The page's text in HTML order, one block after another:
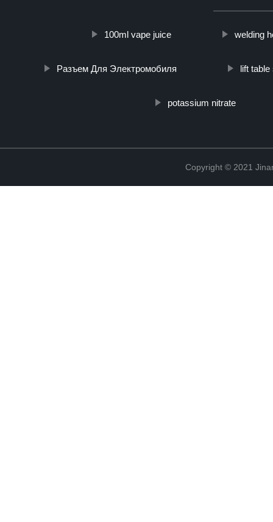
100ml vape juice welding
Разъем Для Электромобиля lift
potassium nitrate
Copyright © 2021